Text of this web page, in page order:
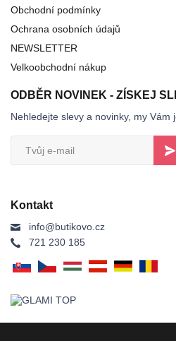
Obchodní podmínky
Ochrana osobních údajů
NEWSLETTER
Velkoobchodní nákup
ODBĚR NOVINEK - ZÍSKEJ
Nehledejte slevy a novinky, my Vám
Kontakt
info@butikovo.cz
721 230 185